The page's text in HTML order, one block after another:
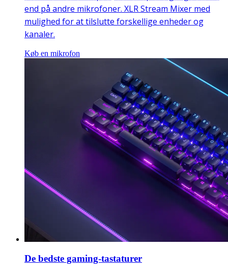
end på andre mikrofoner. XLR Stream Mixer med
mulighed for at tilslutte forskellige enheder og
kanaler.
Køb en mikrofon
De bedste gaming-tastaturer